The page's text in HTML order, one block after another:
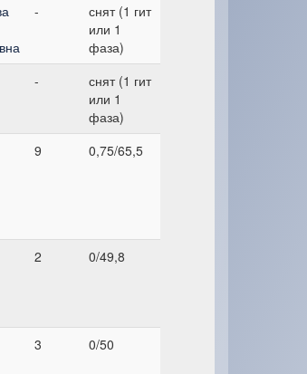
-
снят (1 гит
или 1
фаза)
-
снят (1 гит
или 1
фаза)
9 0,75/65,5
2 0/49,8
3 0/50